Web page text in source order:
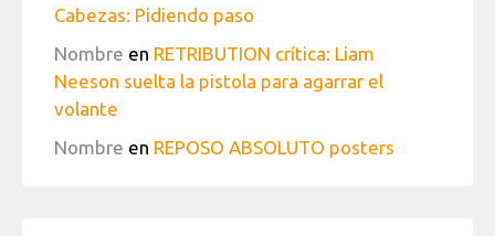
Cabezas: Pidiendo paso
Nombre en RETRIBUTION crítica: Liam
Neeson suelta la pistola para agarrar el
volante
Nombre en REPOSO ABSOLUTO posters